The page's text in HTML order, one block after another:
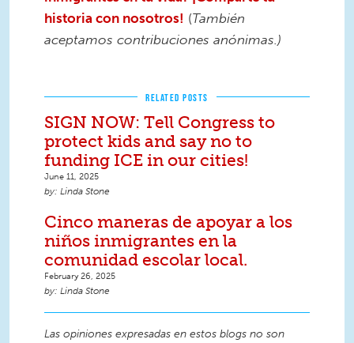
historia con nosotros! (También
aceptamos contribuciones anónimas.)
RELATED POSTS
SIGN NOW: Tell Congress to
protect kids and say no to
funding ICE in our cities!
June 11, 2025
Linda Stone
Cinco maneras de apoyar a los
niños inmigrantes en la
comunidad escolar local.
February 26, 2025
Linda Stone
Las opiniones expresadas en estos blogs no son